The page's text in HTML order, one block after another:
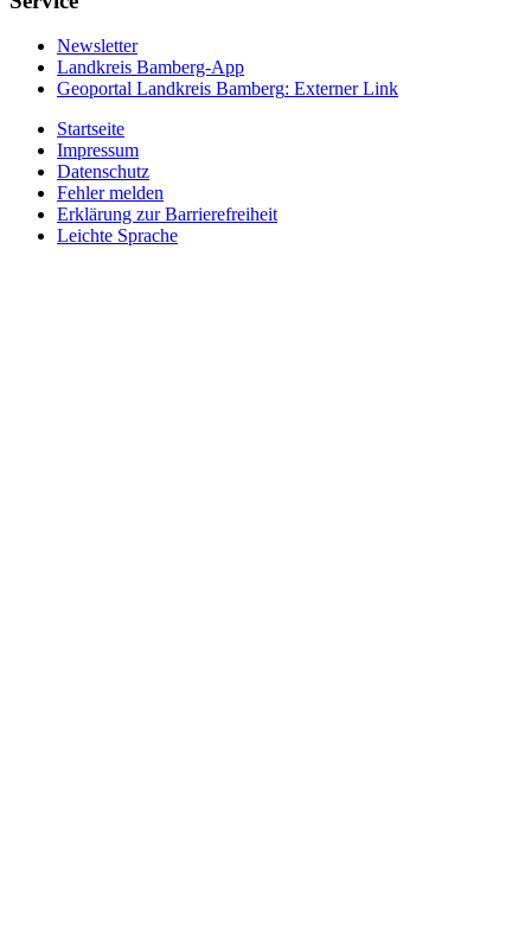
Newsletter
Landkreis Bamberg-App
Geoportal Landkreis Bamberg: Externer Link
Startseite
Impressum
Datenschutz
Fehler melden
Erklärung zur Barrierefreiheit
Leichte Sprache